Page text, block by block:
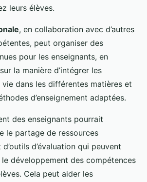
leurs élèves.
, en collaboration avec d’autres
peut organiser des
pour les enseignants, en
la manière d’intégrer les
dans les différentes matières et
d’enseignement adaptées.
des enseignants pourrait
le partage de ressources
d’évaluation qui peuvent
développement des compétences
Cela peut aider les